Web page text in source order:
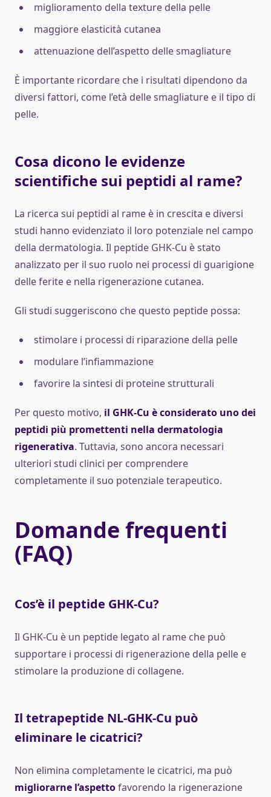
miglioramento della texture della pelle
maggiore elasticità cutanea
attenuazione dell’aspetto delle smagliature
È importante ricordare che i risultati dipendono da
diversi fattori, come l’età delle smagliature e il tipo di
pelle.
Cosa dicono le evidenze
scientifiche sui peptidi al rame?
La ricerca sui peptidi al rame è in crescita e diversi
studi hanno evidenziato il loro potenziale nel campo
della dermatologia. Il peptide GHK-Cu è stato
analizzato per il suo ruolo nei processi di guarigione
delle ferite e nella rigenerazione cutanea.
Gli studi suggeriscono che questo peptide possa:
stimolare i processi di riparazione della pelle
modulare l’infiammazione
favorire la sintesi di proteine strutturali
Per questo motivo, il GHK-Cu è considerato uno dei
peptidi più promettenti nella dermatologia
rigenerativa. Tuttavia, sono ancora necessari
ulteriori studi clinici per comprendere
completamente il suo potenziale terapeutico.
Domande frequenti
(FAQ)
Cos’è il peptide GHK-Cu?
Il GHK-Cu è un peptide legato al rame che può
supportare i processi di rigenerazione della pelle e
stimolare la produzione di collagene.
Il tetrapeptide NL-GHK-Cu può
eliminare le cicatrici?
Non elimina completamente le cicatrici, ma può
migliorarne l’aspettofavorendo la rigenerazione